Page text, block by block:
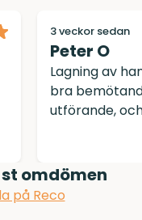
1 månad sedan
Johanna H
Väldigt nöjd
st omdömen
på Reco